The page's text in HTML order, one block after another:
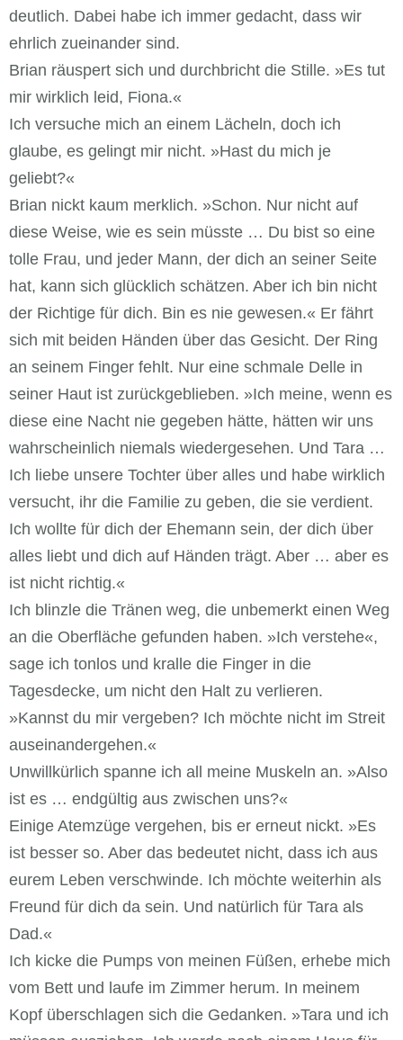
deutlich. Dabei habe ich immer gedacht, dass wir
ehrlich zueinander sind.
Brian räuspert sich und durchbricht die Stille. »Es tut
mir wirklich leid, Fiona.«
Ich versuche mich an einem Lächeln, doch ich
glaube, es gelingt mir nicht. »Hast du mich je
geliebt?«
Brian nickt kaum merklich. »Schon. Nur nicht auf
diese Weise, wie es sein müsste … Du bist so eine
tolle Frau, und jeder Mann, der dich an seiner Seite
hat, kann sich glücklich schätzen. Aber ich bin nicht
der Richtige für dich. Bin es nie gewesen.« Er fährt
sich mit beiden Händen über das Gesicht. Der Ring
an seinem Finger fehlt. Nur eine schmale Delle in
seiner Haut ist zurückgeblieben. »Ich meine, wenn es
diese eine Nacht nie gegeben hätte, hätten wir uns
wahrscheinlich niemals wiedergesehen. Und Tara …
Ich liebe unsere Tochter über alles und habe wirklich
versucht, ihr die Familie zu geben, die sie verdient.
Ich wollte für dich der Ehemann sein, der dich über
alles liebt und dich auf Händen trägt. Aber … aber es
ist nicht richtig.«
Ich blinzle die Tränen weg, die unbemerkt einen Weg
an die Oberfläche gefunden haben. »Ich verstehe«,
sage ich tonlos und kralle die Finger in die
Tagesdecke, um nicht den Halt zu verlieren.
»Kannst du mir vergeben? Ich möchte nicht im Streit
auseinandergehen.«
Unwillkürlich spanne ich all meine Muskeln an. »Also
ist es … endgültig aus zwischen uns?«
Einige Atemzüge vergehen, bis er erneut nickt. »Es
ist besser so. Aber das bedeutet nicht, dass ich aus
eurem Leben verschwinde. Ich möchte weiterhin als
Freund für dich da sein. Und natürlich für Tara als
Dad.«
Ich kicke die Pumps von meinen Füßen, erhebe mich
vom Bett und laufe im Zimmer herum. In meinem
Kopf überschlagen sich die Gedanken. »Tara und ich